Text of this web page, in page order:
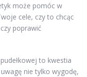
może pomóc w
cele, czy to chcąc
poprawić
to kwestia
nie tylko wygodę,